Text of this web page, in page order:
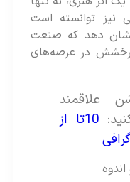
توانسته‌ است
دهد که صنعت
در عرصه‌های
10تا از